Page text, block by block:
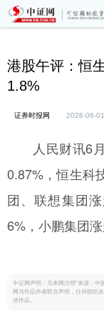
港股午评：恒
1.8%
证券时报网 2026-06-
人民财讯6
0.87%，恒生科
团、联想集团
6%，小鹏集团涨
中证网声明：凡本网注明“来源：中
网与作品作者联合声明，任何组织
述作品。